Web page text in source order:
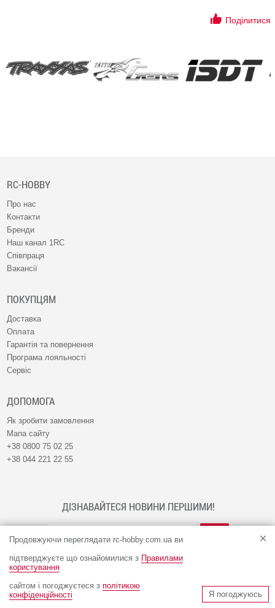
Продовжуючи переглядати rc-hobby.com.ua ви
підтверджуєте що ознайомилися з Правилами
користування
сайтом і погоджуєтеся з політикою
конфіденційності
Я погоджуюсь
Поділитися
RC-HOBBY
Про нас
Контакти
Бренди
Наш канал 1RC
Співпраця
Вакансії
ПОКУПЦЯМ
Доставка
Оплата
Гарантія та повернення
Програма лояльності
Сервіс
ДОПОМОГА
Як зробити замовлення
Мапа сайту
+38 0800 75 02 25
+38 044 221 22 55
ДІЗНАВАЙТЕСЯ НОВИНИ ПЕРШИМИ!
© Інтернет-магазин RC-HOBBY 2009 - 2026